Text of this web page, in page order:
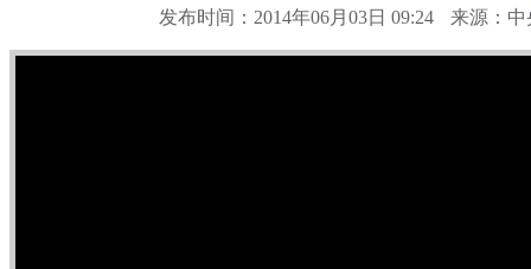
发布时间：2014年06月03日 09:24 来源：中